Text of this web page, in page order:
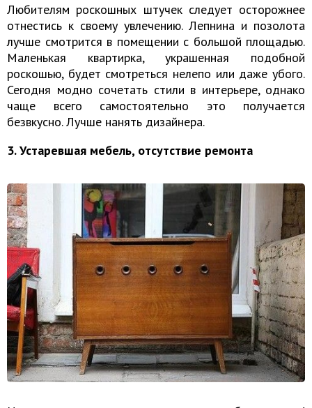
Любителям роскошных штучек следует осторожнее
отнестись к своему увлечению. Лепнина и позолота
лучше смотрится в помещении с большой площадью.
Маленькая квартирка, украшенная подобной
роскошью, будет смотреться нелепо или даже убого.
Сегодня модно сочетать стили в интерьере, однако
чаще всего самостоятельно это получается
безвкусно. Лучше нанять дизайнера.
3. Устаревшая мебель, отсутствие ремонта